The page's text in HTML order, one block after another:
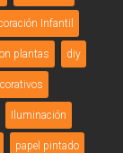
Infantil
plantas diy
Iluminación
papel pintado